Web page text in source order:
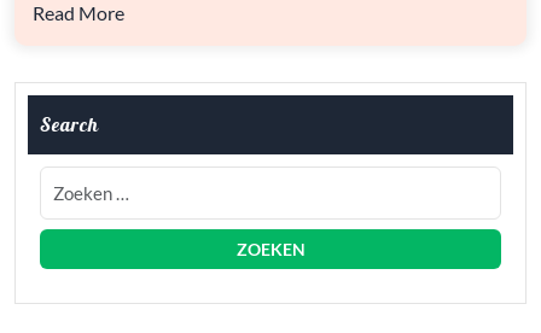
Read More
Search